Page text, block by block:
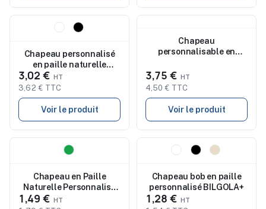
Chapeau personnalisé
en paille naturelle
MONTEVIDEO
3,02 €
3,62 € TTC
Voir le produit
Chapeau
personnalisable en
3,75 €
4,50 € TTC
Voir le produit
Chapeau en Paille
Naturelle Personnalisé
Pas Cher - Leone
1,49 €
Nouveau
Chapeau bob en paille
personnalisé BILGOLA+
1,28 €